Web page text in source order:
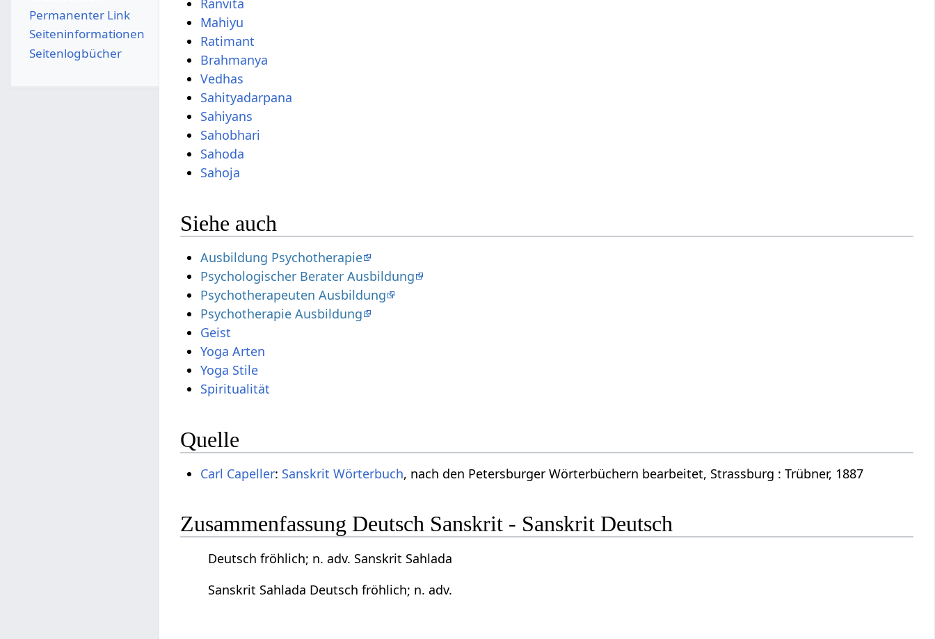
Ranvita
Mahiyu
Ratimant
Brahmanya
Vedhas
Sahityadarpana
Sahiyans
Sahobhari
Sahoda
Sahoja
Siehe auch
Ausbildung Psychotherapie
Psychologischer Berater Ausbildung
Psychotherapeuten Ausbildung
Psychotherapie Ausbildung
Geist
Yoga Arten
Yoga Stile
Spiritualität
Quelle
Carl Capeller: Sanskrit Wörterbuch, nach den Petersburger Wörterbüchern bearbeitet, Strassburg : Trübner, 1887
Zusammenfassung Deutsch Sanskrit - Sanskrit Deutsch
Deutsch fröhlich; n. adv. Sanskrit Sahlada
Sanskrit Sahlada Deutsch fröhlich; n. adv.
Permanenter Link
Seiten­­informationen
Seitenlogbücher